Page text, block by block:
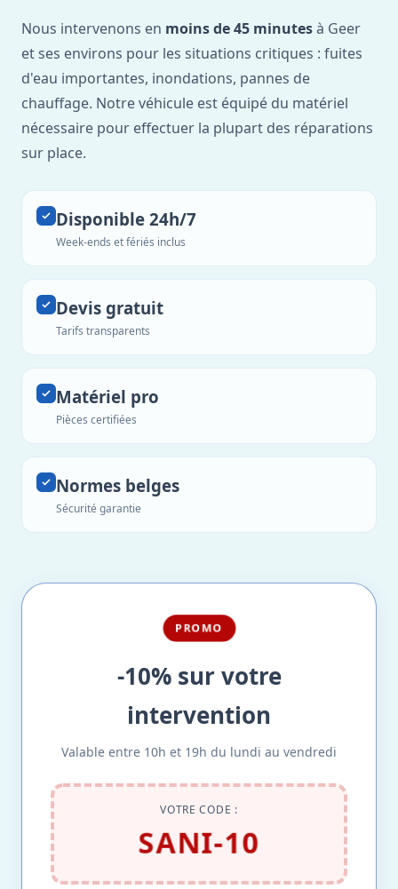
Nous intervenons en moins de 45 minutesà Geer
et ses environs pour les situations critiques : fuites
d'eau importantes, inondations, pannes de
chauffage. Notre véhicule est équipé du matériel
nécessaire pour effectuer la plupart des réparations
sur place.
Disponible 24h/7
Week-ends et fériés inclus
Devis gratuit
Tarifs transparents
Matériel pro
Pièces certifiées
Normes belges
Sécurité garantie
PROMO
-10% sur votre
intervention
Valable entre 10h et 19h du lundi au vendredi
VOTRE CODE :
SANI-10